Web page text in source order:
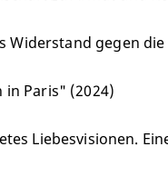
Widerstand gegen
in Paris" (2024)
Liebesvisionen.